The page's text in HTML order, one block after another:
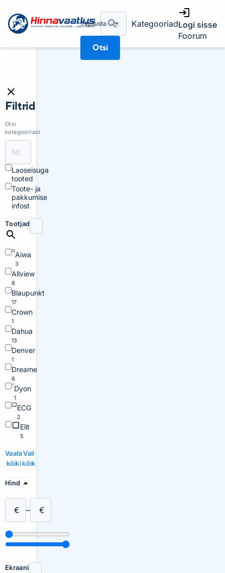
Täpsusta
Otsi
KategooriadLogi sisse
Foorum
Filtrid
Otsi
kategooriast
Laoseisuga
tooted
Toote- ja
pakkumise
infost
Tootjad
Aiwa
3
Allview
8
Blaupunkt
17
Crown
1
Dahua
13
Denver
1
Dreame
6
Dyon
1
ECG
2
Elit
5
Vaata
kõiki
Vali
kõik
Hind
€ – €
Ekraani